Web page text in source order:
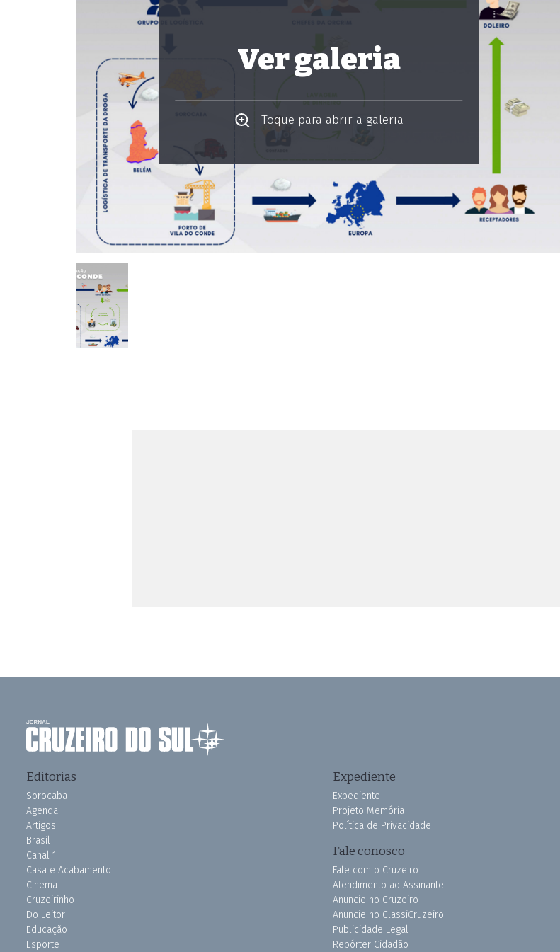
Ver galeria
Toque para abrir a galeria
Editorias
Sorocaba
Agenda
Artigos
Brasil
Canal 1
Casa e Acabamento
Cinema
Cruzeirinho
Do Leitor
Educação
Esporte
Expediente
Expediente
Projeto Memória
Política de Privacidade
Fale conosco
Fale com o Cruzeiro
Atendimento ao Assinante
Anuncie no Cruzeiro
Anuncie no ClassiCruzeiro
Publicidade Legal
Repórter Cidadão